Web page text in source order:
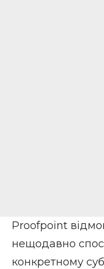
Proofpoint
нещодавно
конкретному